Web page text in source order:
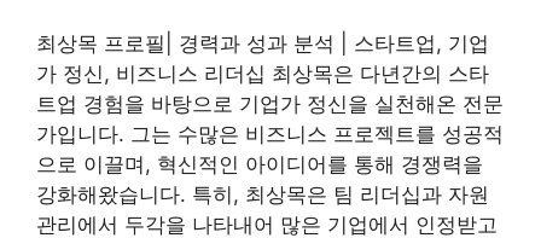
최상목 프로필| 경력과 성과 분석 | 스타트업, 기업
가 정신, 비즈니스 리더십 최상목은 다년간의 스타
트업 경험을 바탕으로 기업가 정신을 실천해온 전문
가입니다. 그는 수많은 비즈니스 프로젝트를 성공적
으로 이끌며, 혁신적인 아이디어를 통해 경쟁력을
강화해왔습니다. 특히, 최상목은 팀 리더십과 자원
관리에서 두각을 나타내어 많은 기업에서 인정받고